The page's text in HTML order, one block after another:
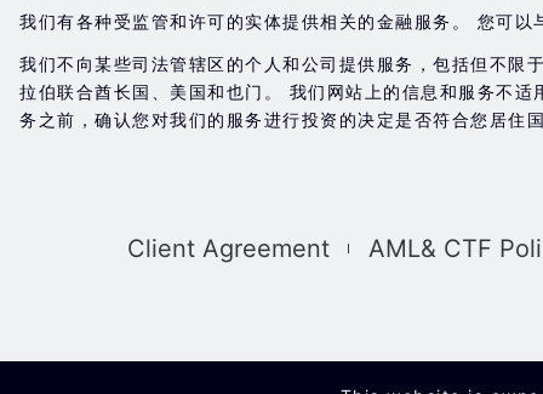
我们有各种受监管和许可的实体提供相关的金融服务。 您可
我们不向某些司法管辖区的个人和公司提供服务，包括但不限
拉伯联合酋长国、美国和也门。 我们网站上的信息和服务不
务之前，确认您对我们的服务进行投资的决定是否符合您居住
Client Agreement AML& CTF